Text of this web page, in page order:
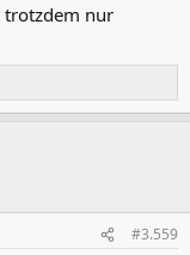
trotzdem nur
#3.559